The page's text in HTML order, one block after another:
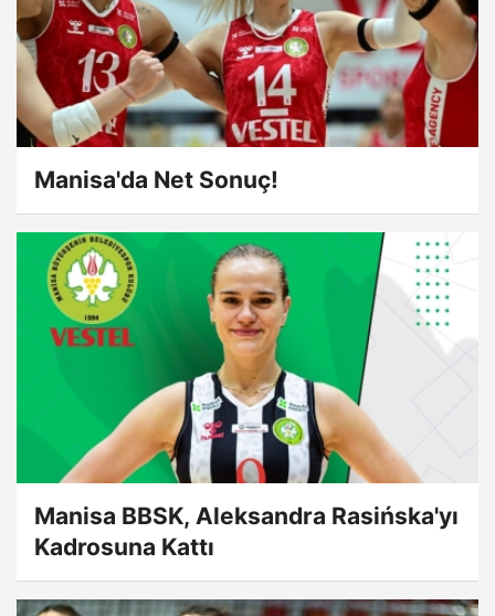
Manisa'da Net Sonuç!
Manisa BBSK, Aleksandra Rasińska'yı
Kadrosuna Kattı